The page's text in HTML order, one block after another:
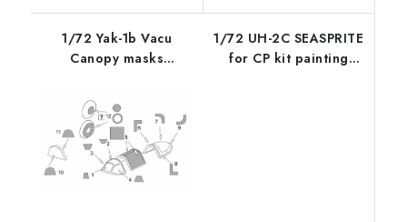
1/72 Yak-1b Vacu
Canopy masks
mask for Brengun kit
1/72 UH-2C SEASPRITE
for CP kit painting